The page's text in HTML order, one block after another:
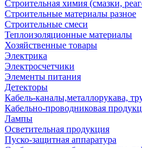
Строительная химия (смазки,
Строительные материалы разное
Строительные смеси
Теплоизоляционные материалы
Хозяйственные товары
Электрика
Электросчетчики
Элементы питания
Детекторы
Кабель-каналы,металлорукава,
Кабельно-проводниковая
Лампы
Осветительная продукция
Пуско-защитная аппаратура